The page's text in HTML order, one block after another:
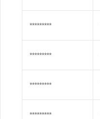
*********
*********
*********
*********